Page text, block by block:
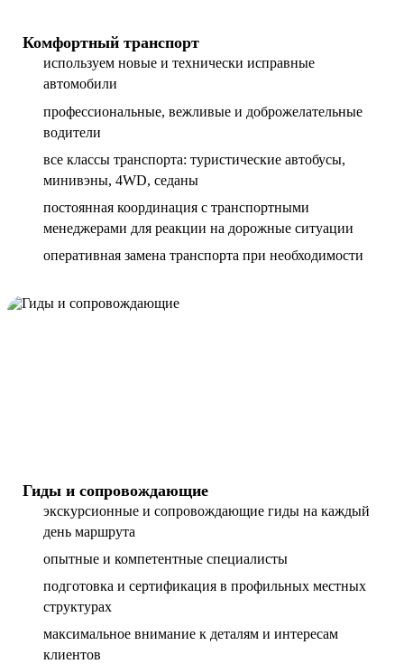
Комфортный транспорт
используем новые и технически исправные
автомобили
профессиональные, вежливые и доброжелательные
водители
все классы транспорта: туристические автобусы,
минивэны, 4WD, седаны
постоянная координация с транспортными
менеджерами для реакции на дорожные ситуации
оперативная замена транспорта при необходимости
Гиды и сопровождающие
экскурсионные и сопровождающие гиды на каждый
день маршрута
опытные и компетентные специалисты
подготовка и сертификация в профильных местных
структурах
максимальное внимание к деталям и интересам
клиентов